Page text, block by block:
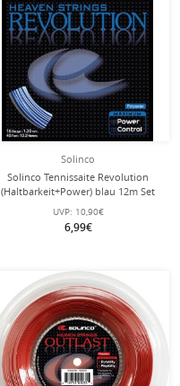
Solinco
Solinco Tennissaite Revolution
(Haltbarkeit+Power) blau 12m Set
UVP: 10,90€
6,99€